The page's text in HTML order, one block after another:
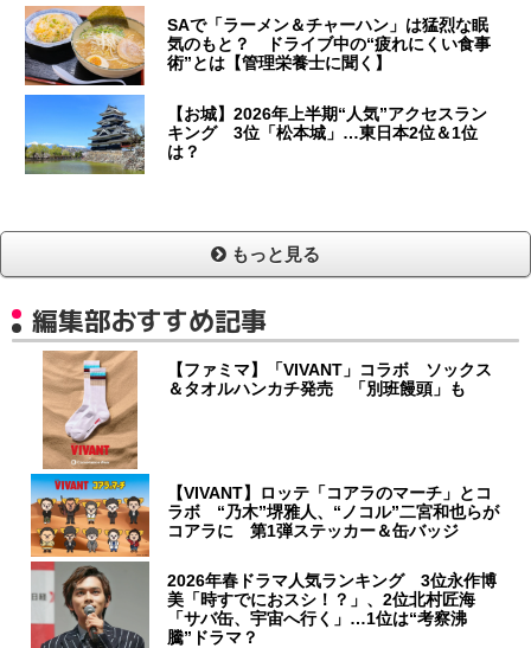
SAで「ラーメン＆チャーハン」は猛烈な眠
気のもと？ ドライブ中の“疲れにくい食事
術”とは【管理栄養士に聞く】
【お城】2026年上半期“人気”アクセスラン
キング 3位「松本城」…東日本2位＆1位
は？
もっと見る
編集部おすすめ記事
【ファミマ】「VIVANT」コラボ ソックス
＆タオルハンカチ発売 「別班饅頭」も
【VIVANT】ロッテ「コアラのマーチ」とコ
ラボ “乃木”堺雅人、“ノコル”二宮和也らが
コアラに 第1弾ステッカー＆缶バッジ
2026年春ドラマ人気ランキング 3位永作博
美「時すでにおスシ！？」、2位北村匠海
「サバ缶、宇宙へ行く」…1位は“考察沸
騰”ドラマ？